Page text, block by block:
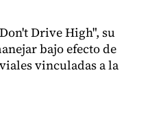
Drive High", su
bajo efecto de
vinculadas a la